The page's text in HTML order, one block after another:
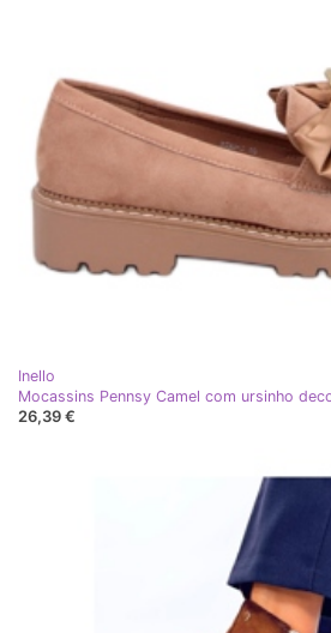
Inello
Mocassins Pennsy Camel com ursinho
26,39 €